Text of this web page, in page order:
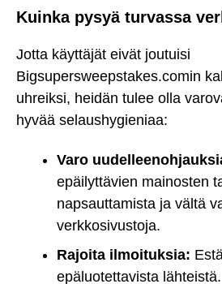
Kuinka pysyä turvassa
Jotta käyttäjät eivät joutuisi
Bigsupersweepstakes.comin
uhreiksi, heidän tulee olla
hyvää selaushygieniaa:
Varo
epäilyttävien mainosten
napsauttamista ja vältä
verkkosivustoja.
Rajoita ilmoituksia:
epäluotettavista lähteistä.